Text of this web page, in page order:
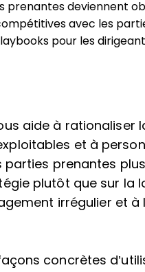
deviennent
avec les
pour les
aide à rationaliser
et à
parties prenantes
plutôt que sur la
irrégulier et
concrètes